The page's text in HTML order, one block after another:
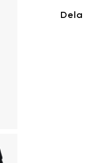
Dela